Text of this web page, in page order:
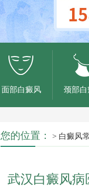
面部白癜风 颈部
您的位置： > 白癜风
武汉白癜风